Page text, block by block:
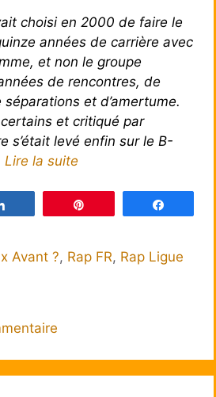
choisi en 2000 de faire le
années de carrière avec
et non le groupe
de rencontres, de
et d’amertume.
et critiqué par
s’était levé enfin sur le B-
Lire la suite
Avant ?, Rap FR, Rap Ligue